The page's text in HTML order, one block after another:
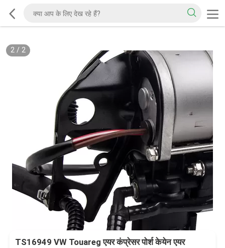
2/ 2
TS16949 VW Touareg एयर कंप्रेसर पोर्श केयेन एयर